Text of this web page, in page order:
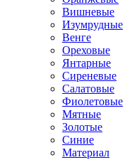
Вишневые
Изумрудные
Венге
Ореховые
Янтарные
Сиреневые
Салатовые
Фиолетовые
Мятные
Золотые
Синие
Материал